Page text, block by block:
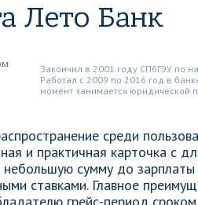
Лето Банк
Закончил в 2001 году СПбГЭУ по
Работал с 2009 по 2016 год в
момент занимается юридической
среди
и практичная карточка с
сумму до зарплаты
ставками. Главное